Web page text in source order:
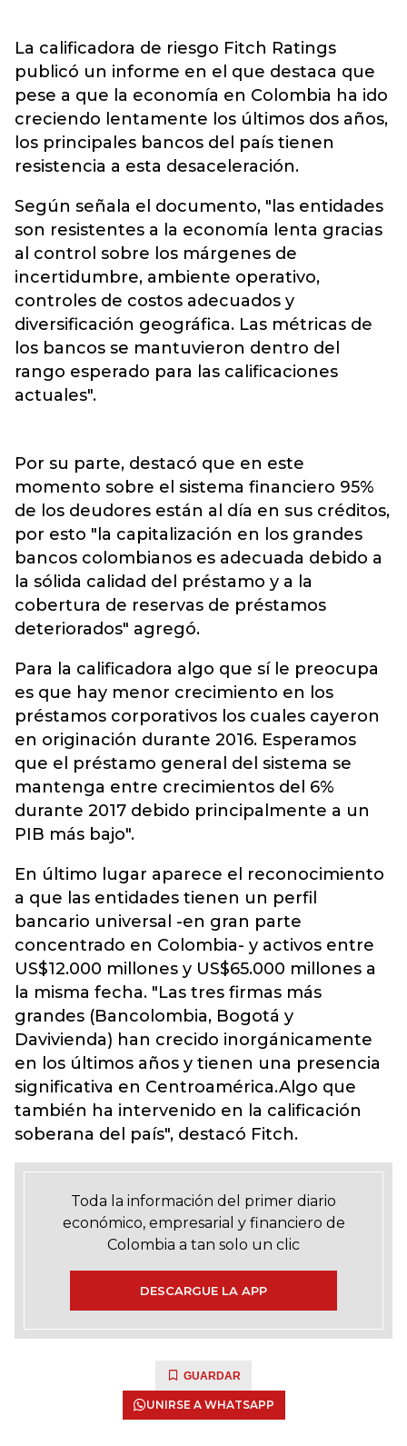
La calificadora de riesgo Fitch Ratings
publicó un informe en el que destaca que
pese a que la economía en Colombia ha ido
creciendo lentamente los últimos dos años,
los principales bancos del país tienen
resistencia a esta desaceleración.
Según señala el documento, "las entidades
son resistentes a la economía lenta gracias
al control sobre los márgenes de
incertidumbre, ambiente operativo,
controles de costos adecuados y
diversificación geográfica. Las métricas de
los bancos se mantuvieron dentro del
rango esperado para las calificaciones
actuales".
Por su parte, destacó que en este
momento sobre el sistema financiero 95%
de los deudores están al día en sus créditos,
por esto "la capitalización en los grandes
bancos colombianos es adecuada debido a
la sólida calidad del préstamo y a la
cobertura de reservas de préstamos
deteriorados" agregó.
Para la calificadora algo que sí le preocupa
es que hay menor crecimiento en los
préstamos corporativos los cuales cayeron
en originación durante 2016. Esperamos
que el préstamo general del sistema se
mantenga entre crecimientos del 6%
durante 2017 debido principalmente a un
PIB más bajo".
En último lugar aparece el reconocimiento
a que las entidades tienen un perfil
bancario universal -en gran parte
concentrado en Colombia- y activos entre
US$12.000 millones y US$65.000 millones a
la misma fecha. "Las tres firmas más
grandes (Bancolombia, Bogotá y
Davivienda) han crecido inorgánicamente
en los últimos años y tienen una presencia
significativa en Centroamérica.Algo que
también ha intervenido en la calificación
soberana del país", destacó Fitch.
Toda la información del primer diario
económico, empresarial y financiero de
Colombia a tan solo un clic
DESCARGUE LA APP
GUARDAR
UNIRSE A WHATSAPP